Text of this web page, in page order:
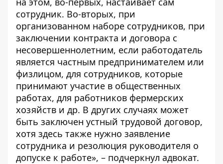
сотрудник. Во-вторых, при
организованном наборе сотрудников, при
заключении контракта и договора с
несовершеннолетним, если работодатель
является частным предпринимателем или
физлицом, для сотрудников, которые
принимают участие в общественных
работах, для работников фермерских
хозяйств и др. В других случаях может
быть заключен устный трудовой договор,
хотя здесь также нужно заявление
сотрудника и резолюция руководителя о
допуске к работе», – подчеркнул адвокат.